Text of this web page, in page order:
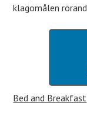
klagomålen
Bed and Breakfast